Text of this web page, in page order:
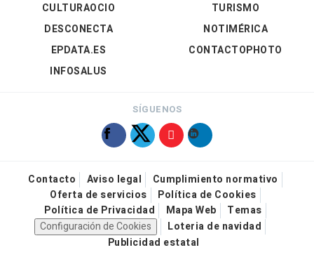
CULTURAOCIO
DESCONECTA
EPDATA.ES
INFOSALUS
TURISMO
NOTIMÉRICA
CONTACTOPHOTO
SÍGUENOS
Contacto Aviso legal
Cumplimiento normativo
Oferta de servicios
Política de Cookies
Política de Privacidad
Mapa Web
Temas
Configuración de Cookies
Loteria de navidad
Publicidad estatal